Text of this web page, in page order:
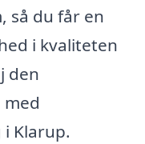
så du får en
i kvaliteten
den
Klarup.